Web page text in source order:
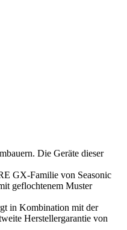
Die Geräte dieser
GX-Familie von Seasonic
geflochtenem Muster
in Kombination mit der
Herstellergarantie von